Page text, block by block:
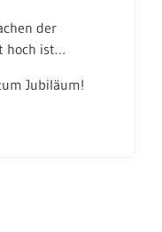
der
hoch ist…
Jubiläum!